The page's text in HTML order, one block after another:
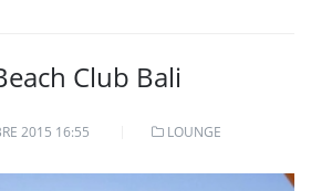
Club Bali
2015 16:55 LOUNGE